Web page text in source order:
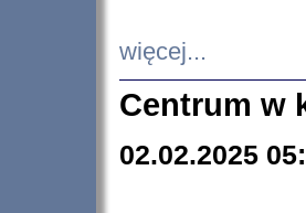
więcej...
Centrum w
02.02.2025